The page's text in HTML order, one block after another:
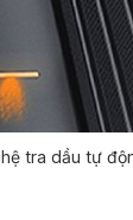
tra dầu tự